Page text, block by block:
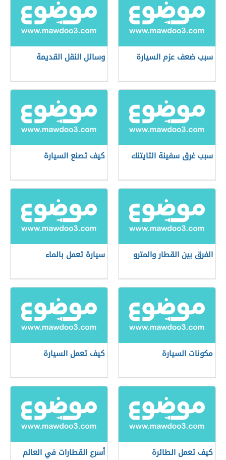
سبب ضعف عزم السيارة وسائل النقل القديمة
سبب غرق سفينة التايتنك كيف تصنع السيارة
الفرق بين القطار والمترو سيارة تعمل بالماء
مكونات السيارة كيف تعمل السيارة
كيف تعمل الطائرة أسرع القطارات في العالم